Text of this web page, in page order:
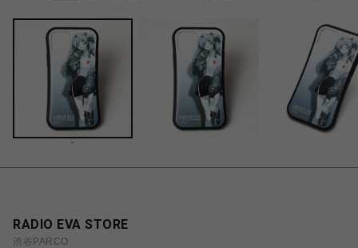
-
RADIO EVA STORE
渋谷PARCO